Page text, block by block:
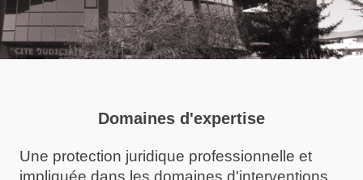
Domaines d'expertise
Une protection juridique professionnelle et
impliquée dans les domaines d'interventions